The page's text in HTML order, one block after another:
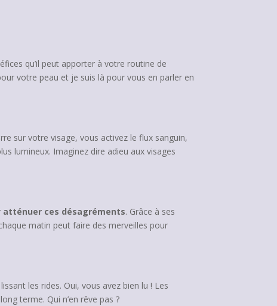
qu’il peut apporter à votre routine de
votre peau et je suis là pour vous en parler en
sur votre visage, vous activez le flux sanguin,
lumineux. Imaginez dire adieu aux visages
atténuer ces désagréments. Grâce à ses
matin peut faire des merveilles pour
les rides. Oui, vous avez bien lu ! Les
terme. Qui n’en rêve pas ?